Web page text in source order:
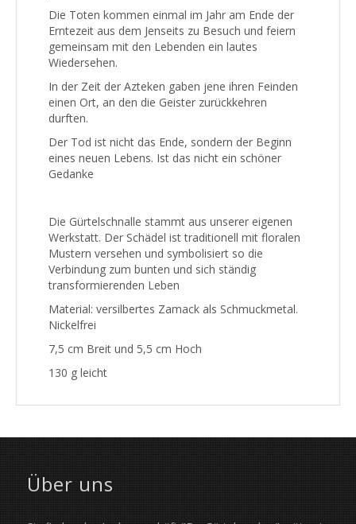
Die Toten kommen einmal im Jahr am Ende der
Erntezeit aus dem Jenseits zu Besuch und feiern
gemeinsam mit den Lebenden ein lautes
Wiedersehen.
In der Zeit der Azteken gaben jene ihren Feinden
einen Ort, an den die Geister zurückkehren
durften.
Der Tod ist nicht das Ende, sondern der Beginn
eines neuen Lebens. Ist das nicht ein schöner
Gedanke
Die Gürtelschnalle stammt aus unserer eigenen
Werkstatt. Der Schädel ist traditionell mit floralen
Mustern versehen und symbolisiert so die
Verbindung zum bunten und sich ständig
transformierenden Leben
Material: versilbertes Zamack als Schmuckmetal.
Nickelfrei
7,5 cm Breit und 5,5 cm Hoch
130 g leicht
Über uns